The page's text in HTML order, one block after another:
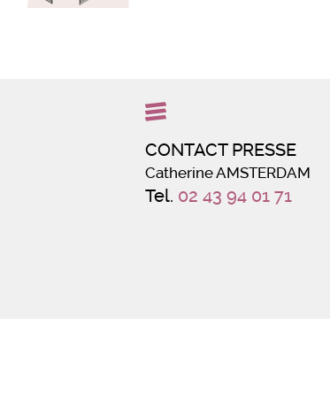
CONTACT PRESSE
Catherine AMSTERDAM
Tel. 02 43 94 01 71